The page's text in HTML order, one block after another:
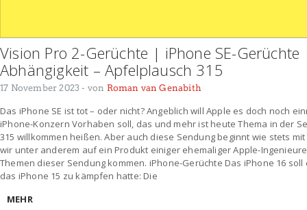
Vision Pro 2-Gerüchte | iPhone SE-
Abhängigkeit – Apfelplausch 315
17 November 2023 - von Roman van Genabith
Das iPhone SE ist tot – oder nicht? Angeblich will Apple es doch noch
iPhone-Konzern Vorhaben soll, das und mehr ist heute Thema in der
315 willkommen heißen. Aber auch diese Sendung beginnt wie stets
wir unter anderem auf ein Produkt einiger ehemaliger Apple-
Themen dieser Sendung kommen. iPhone-Gerüchte Das iPhone 16
das iPhone 15 zu kämpfen hatte: Die
MEHR